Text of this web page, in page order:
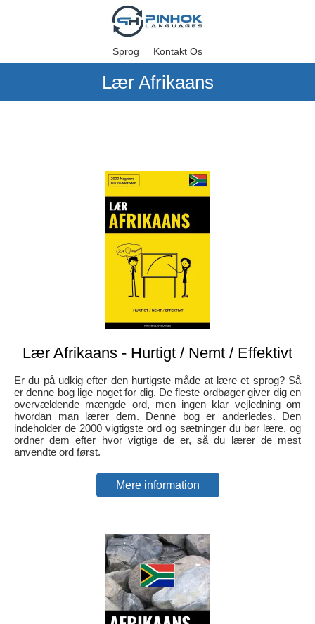
Sprog Kontakt Os
Lær Afrikaans
Lær Afrikaans - Hurtigt / Nemt / Effektivt
Er du på udkig efter den hurtigste måde at lære et sprog? Så
er denne bog lige noget for dig. De fleste ordbøger giver dig en
overvældende mængde ord, men ingen klar vejledning om
hvordan man lærer dem. Denne bog er anderledes. Den
indeholder de 2000 vigtigste ord og sætninger du bør lære, og
ordner dem efter hvor vigtige de er, så du lærer de mest
anvendte ord først.
Mere information